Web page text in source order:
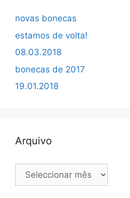
novas bonecas
estamos de volta!
08.03.2018
bonecas de 2017
19.01.2018
Arquivo
Arquivo